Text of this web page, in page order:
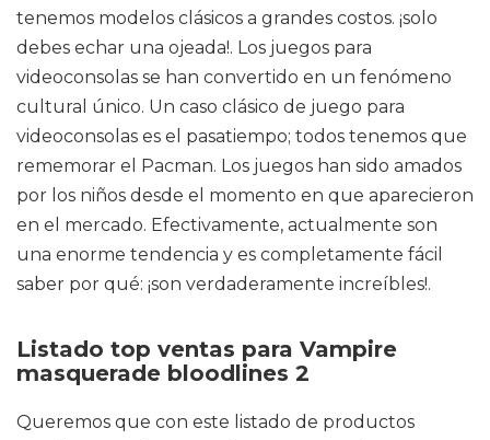
tenemos modelos clásicos a grandes costos. ¡solo
debes echar una ojeada!. Los juegos para
videoconsolas se han convertido en un fenómeno
cultural único. Un caso clásico de juego para
videoconsolas es el pasatiempo; todos tenemos que
rememorar el Pacman. Los juegos han sido amados
por los niños desde el momento en que aparecieron
en el mercado. Efectivamente, actualmente son
una enorme tendencia y es completamente fácil
saber por qué: ¡son verdaderamente increíbles!.
Listado top ventas para Vampire
masquerade bloodlines 2
Queremos que con este listado de productos